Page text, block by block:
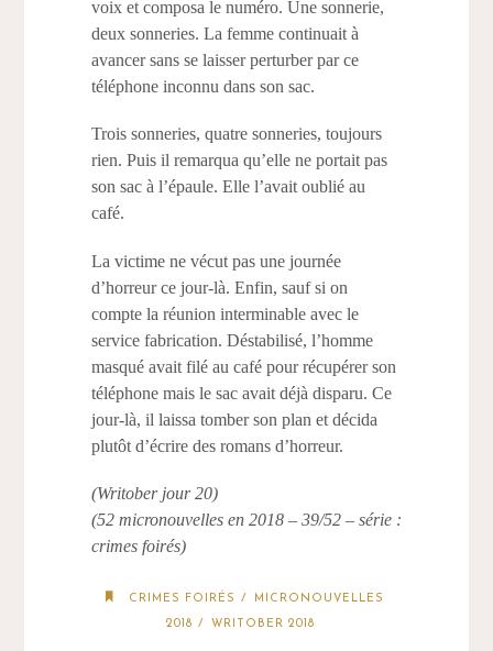
voix et composa le numéro. Une sonnerie,
deux sonneries. La femme continuait à
avancer sans se laisser perturber par ce
téléphone inconnu dans son sac.
Trois sonneries, quatre sonneries, toujours
rien. Puis il remarqua qu’elle ne portait pas
son sac à l’épaule. Elle l’avait oublié au
café.
La victime ne vécut pas une journée
d’horreur ce jour-là. Enfin, sauf si on
compte la réunion interminable avec le
service fabrication. Déstabilisé, l’homme
masqué avait filé au café pour récupérer son
téléphone mais le sac avait déjà disparu. Ce
jour-là, il laissa tomber son plan et décida
plutôt d’écrire des romans d’horreur.
(Writober jour 20)
(52 micronouvelles en 2018 – 39/52 – série :
crimes foirés)
CRIMES FOIRÉS / MICRONOUVELLES
2018 / WRITOBER 2018